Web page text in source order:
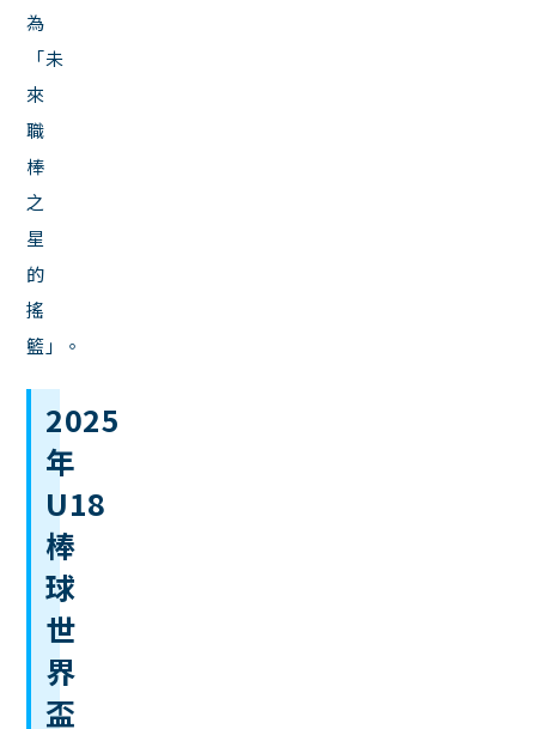
為
「未
來
職
棒
之
星
的
搖
籃」。
2025
年
U18
棒
球
世
界
盃